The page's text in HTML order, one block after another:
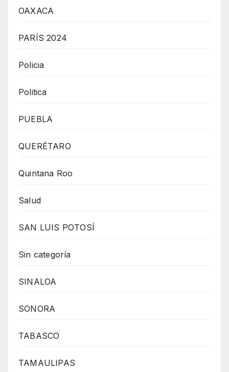
OAXACA
PARÍS 2024
Policia
Politica
PUEBLA
QUERÉTARO
Quintana Roo
Salud
SAN LUIS POTOSÍ
Sin categoría
SINALOA
SONORA
TABASCO
TAMAULIPAS